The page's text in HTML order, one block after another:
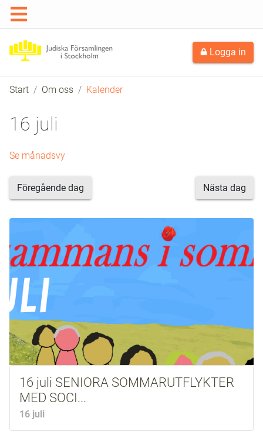
Logga in
Start Om oss Kalender
16 juli
Se månadsvy
Föregående dag Nästa dag
16 juli SENIORA SOMMARUTFLYKTER
MED SOCI...
16 juli